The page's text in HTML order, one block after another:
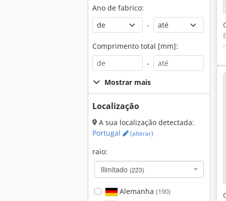
Ano de fabrico:
-
Comprimento total [mm]:
-
Mostrar mais
Localização
A sua localização detectada:
Portugal
(alterar)
raio:
Ilimitado (223)
Alemanha (190)